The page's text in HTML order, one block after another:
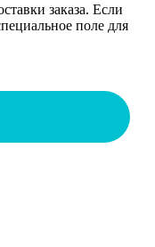
заказа. Если
поле для